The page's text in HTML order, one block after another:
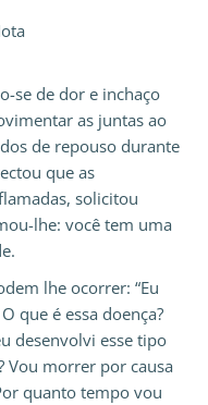
se de dor e inchaço
as juntas ao
de repouso durante
que as
solicitou
lhe: você tem uma
lhe ocorrer: “Eu
que é essa doença?
desenvolvi esse tipo
Vou morrer por causa
quanto tempo vou